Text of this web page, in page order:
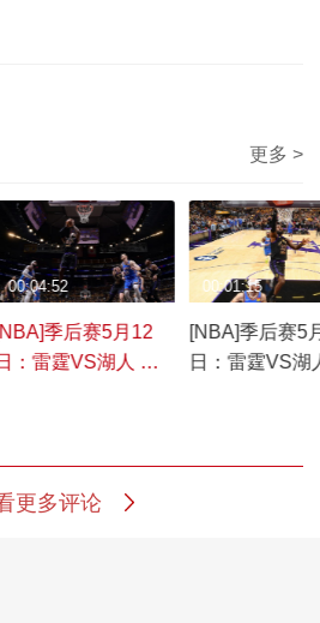
更多 >
季后赛5月12
：雷霆VS湖人 集
00:04:52
[NBA]季后赛5
日：雷霆VS湖
00:01:15
更多评论